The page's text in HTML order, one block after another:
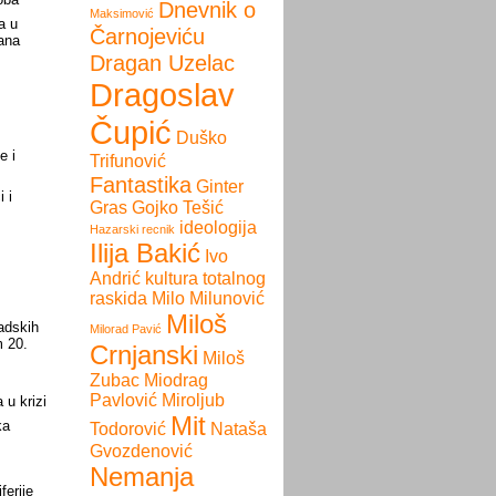
u
i
i
20.
u krizi
Maksimović Dnevnik o
Čarnojeviću
Dragan Uzelac
Dragoslav
Čupić Duško
Trifunović
Fantastika Ginter
Gras Gojko Tešić
Hazarski recnik ideologija
Ilija Bakić Ivo
Andrić kultura totalnog
raskida Milo Milunović
Milorad Pavić Miloš
Crnjanski Miloš
Zubac Miodrag
Pavlović Miroljub
Todorović Mit Nataša
Gvozdenović
Nemanja